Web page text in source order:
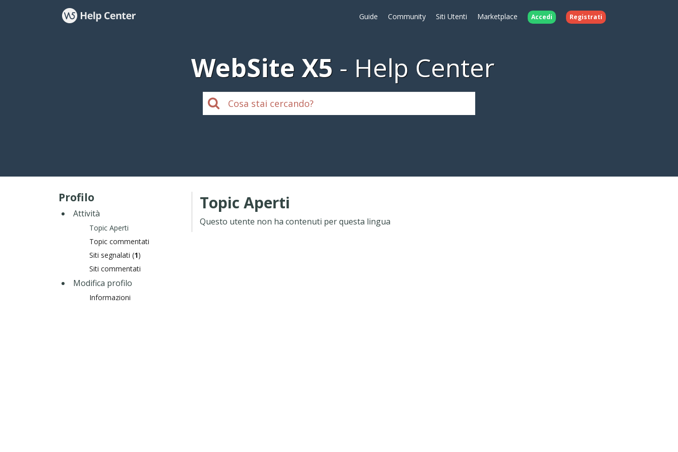
Guide Community Siti Utenti Marketplace Accedi Registrati
WebSite X5 Help Center
Profilo
Attività
Topic Aperti
Topic commentati
Siti segnalati (1)
Siti commentati
Modifica profilo
Informazioni
Topic Aperti
Questo utente non ha contenuti per questa lingua